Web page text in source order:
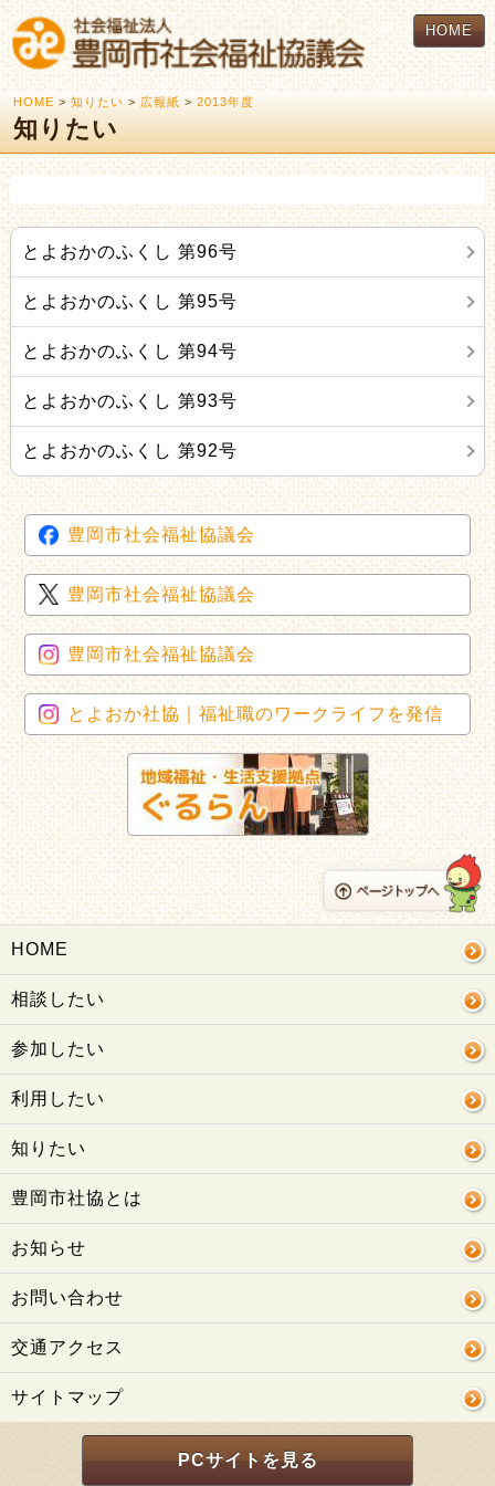
HOME
HOME > 知りたい > 広報紙 > 2013年度
知りたい
とよおかのふくし 第96号
とよおかのふくし 第95号
とよおかのふくし 第94号
とよおかのふくし 第93号
とよおかのふくし 第92号
豊岡市社会福祉協議会
豊岡市社会福祉協議会
豊岡市社会福祉協議会
とよおか社協｜福祉職のワークライフを発信
HOME
相談したい
参加したい
利用したい
知りたい
豊岡市社協とは
お知らせ
お問い合わせ
交通アクセス
サイトマップ
PCサイトを見る